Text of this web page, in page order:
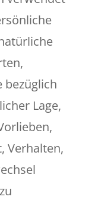
bezüglich
Lage,
Verhalten,